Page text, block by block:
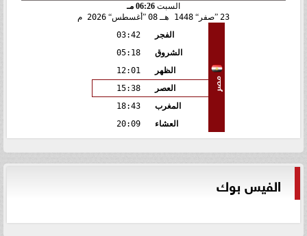
السبت 06:26 مـ
23
صفر 1448 هـ 08 أغسطس 2026 م
مصر
الفجر
03:42
الشروق
05:18
الظهر
12:01
العصر
15:38
المغرب
18:43
العشاء
20:09
الفيس بوك